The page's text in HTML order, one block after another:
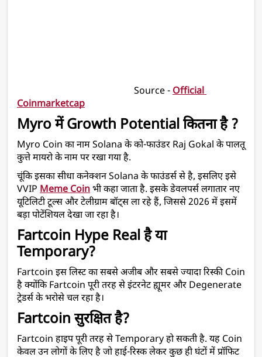
Source - Official
Coinmarketcap
Myro में Growth Potential कितना है ?
Myro Coin का नाम Solana के को-फाउंडर Raj Gokal के पालतू
कुत्ते मायरो के नाम पर रखा गया है.
चूंकि इसका सीधा कनेक्शन Solana के फाउंडर्स से है, इसलिए इसे
VVIP Meme Coin भी कहा जाता है. इसके डेवलपर्स लगातार नए
यूटिलिटी टूल्स और टेलीग्राम बॉट्स ला रहे हैं, जिससे 2026 में इसमें
बड़ा पोटेंशियल देखा जा रहा है।
Fartcoin Hype Real है या
Temporary?
Fartcoin इस लिस्ट का सबसे अजीब और सबसे ज्यादा रिस्की Coin
है क्योंकि Fartcoin पूरी तरह से इंटरनेट ह्यूमर और Degenerate
ट्रेडर्स के भरोसे चल रहा है।
Fartcoin सुरक्षित है?
Fartcoin हाइप पूरी तरह से Temporary हो सकती है. यह Coin
केवल उन लोगों के लिए है जो हाई-रिस्क लेकर कुछ ही घंटों में प्रॉफिट